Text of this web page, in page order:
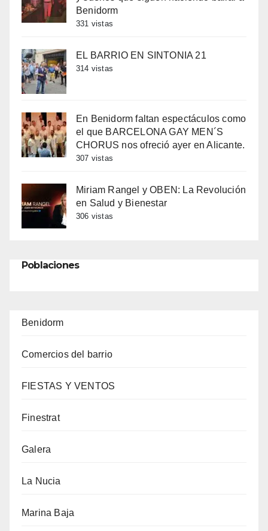
Benidorm
331 vistas
EL BARRIO EN SINTONIA 21
314 vistas
En Benidorm faltan espectáculos como
el que BARCELONA GAY MEN´S
CHORUS nos ofreció ayer en Alicante.
307 vistas
Miriam Rangel y OBEN: La Revolución
en Salud y Bienestar
306 vistas
Poblaciones
Benidorm
Comercios del barrio
FIESTAS Y VENTOS
Finestrat
Galera
La Nucia
Marina Baja